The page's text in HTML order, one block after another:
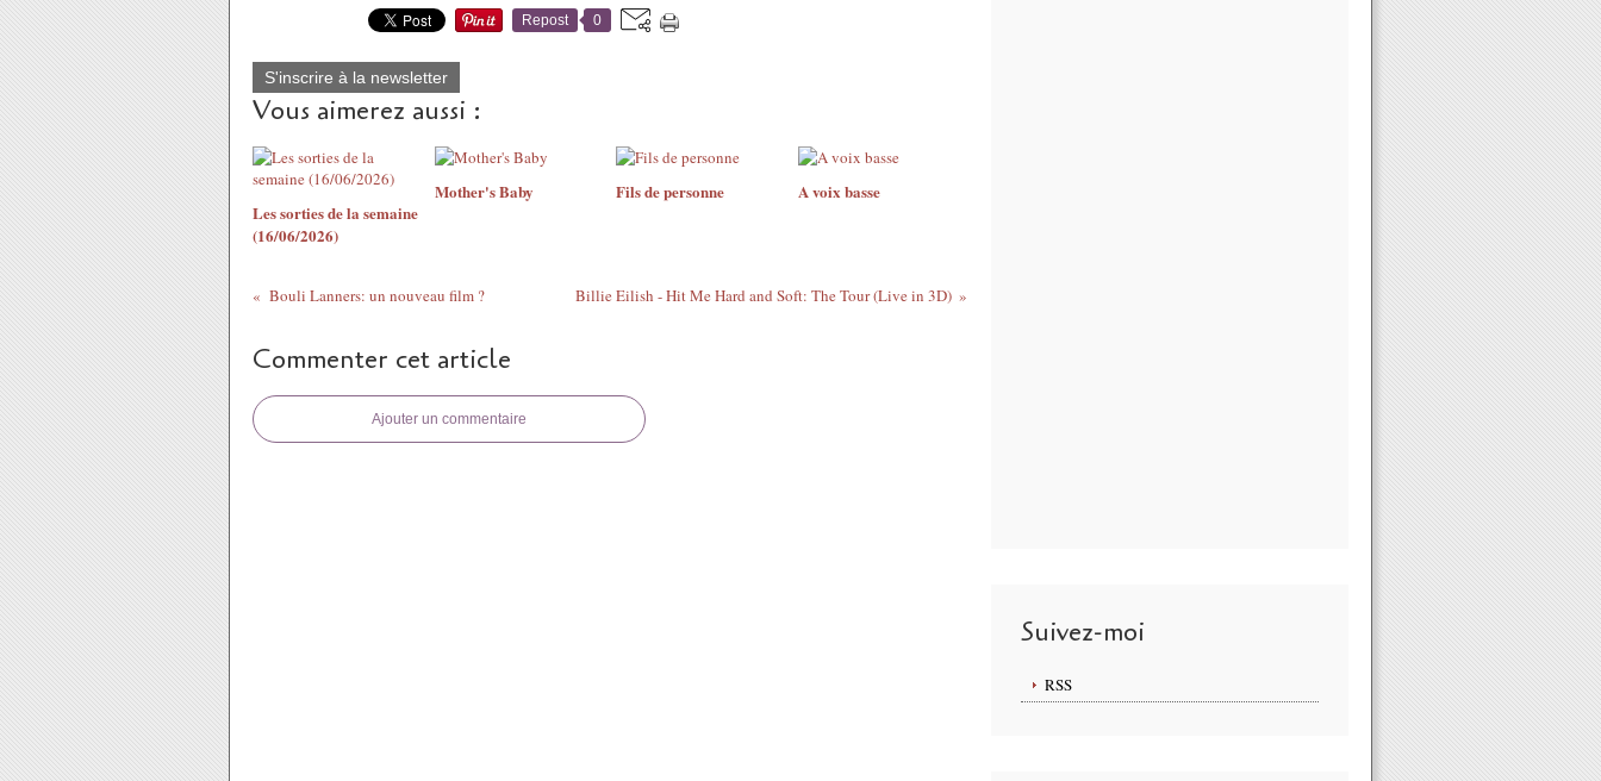
Repost 0
S'inscrire à la newsletter
Vous aimerez aussi :
Les sorties de la semaine
(16/06/2026)
Mother's Baby Fils de personne A voix basse
Bouli Lanners: un nouveau film ? Billie Eilish - Hit Me Hard and Soft: The Tour (Live in 3D)
Commenter cet article
Ajouter un commentaire
Suivez-moi
RSS